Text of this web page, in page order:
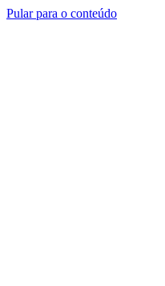
Pular para o conteúdo